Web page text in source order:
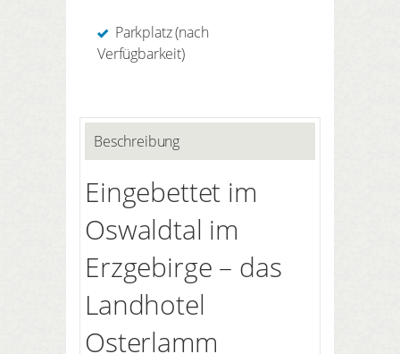
Parkplatz (nach
Verfügbarkeit)
Beschreibung
Eingebettet im
Oswaldtal im
Erzgebirge – das
Landhotel
Osterlamm